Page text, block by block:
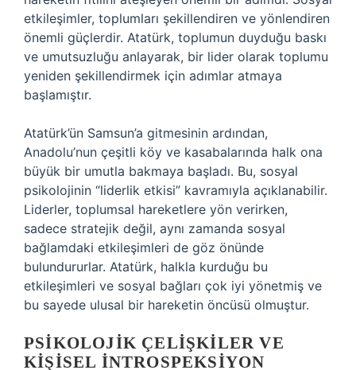
etkileşimler, toplumları şekillendiren ve yönlendiren
önemli güçlerdir. Atatürk, toplumun duyduğu baskı
ve umutsuzluğu anlayarak, bir lider olarak toplumu
yeniden şekillendirmek için adımlar atmaya
başlamıştır.
Atatürk’ün Samsun’a gitmesinin ardından,
Anadolu’nun çeşitli köy ve kasabalarında halk ona
büyük bir umutla bakmaya başladı. Bu, sosyal
psikolojinin “liderlik etkisi” kavramıyla açıklanabilir.
Liderler, toplumsal hareketlere yön verirken,
sadece stratejik değil, aynı zamanda sosyal
bağlamdaki etkileşimleri de göz önünde
bulundururlar. Atatürk, halkla kurduğu bu
etkileşimleri ve sosyal bağları çok iyi yönetmiş ve
bu sayede ulusal bir hareketin öncüsü olmuştur.
PSIKOLOJIK ÇELIŞKILER VE
KIŞISEL İNTROSPEKSIYON